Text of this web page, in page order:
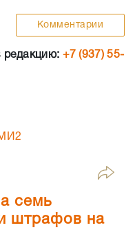
Комментарии
редакцию: +7 (937) 55-
семь
штрафов на